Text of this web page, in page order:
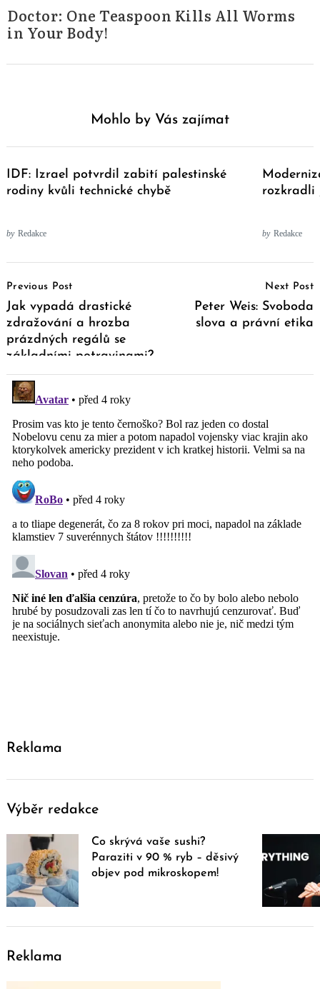
Doctor: One Teaspoon Kills All Worms
in Your Body!
Mohlo by Vás zajímat
IDF: Izrael potvrdil zabití palestinské
rodiny kvůli technické chybě
by Redakce
rozkradli
by Redakce
Navigation
Previous Post
Jak vypadá drastické
zdražování a hrozba
prázdných regálů se
základními potravinami?
Next Post
Peter Weis: Svoboda
slova a právní etika
Reklama
Výběr redakce
Co skrývá vaše sushi?
Paraziti v 90 % ryb – děsivý
objev pod mikroskopem!
Reklama